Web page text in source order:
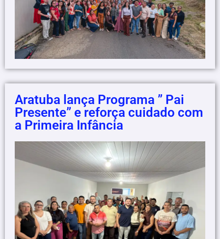
Aratuba lança Programa ” Pai
Presente” e reforça cuidado com
a Primeira Infância